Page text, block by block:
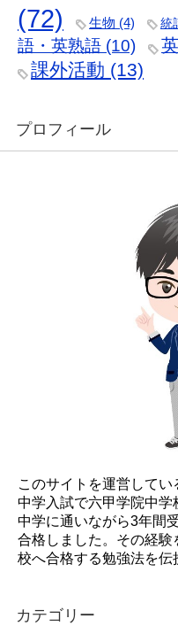
(72)
生物 (4) 統
語・英熟語 (10)
課外活動 (13)
プロフィール
このサイトを運営してい
中学入試で六甲学院中
中学に通いながら3年間
合格しました。その経
校へ合格する勉強法を伝
カテゴリー